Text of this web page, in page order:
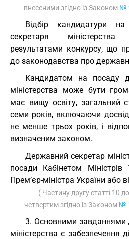
внесеними згідно із Законом №
Відбір кандидатури
секретаря
результатами конкурсу, що
до законодавства про
Кандидатом на посаду
міністерства може бути
має вищу освіту, загальний
семи років, включаючи
не менше трьох років, і
визначеним законом.
Державний секретар
посади Кабінетом
Прем’єр-міністра України або
( Частину другу статті 10
четвертим згідно із Законом №
3. Основними завданнями
міністерства є забезпечення